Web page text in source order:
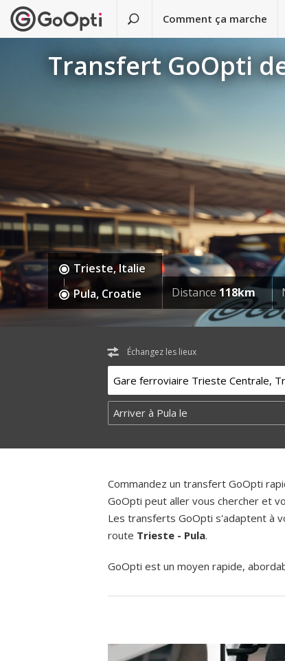
Comment ça marche
Transfert GoOpti
Trieste, Italie
Pula, Croatie
Distance 118km
Échangez les lieux
Commandez un transfert GoOpti
GoOpti peut aller vous chercher et
Les transferts GoOpti s'adaptent à
route Trieste - Pula.
GoOpti est un moyen rapide,